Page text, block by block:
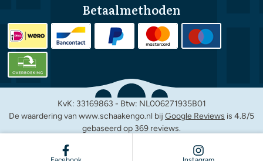
Betaalmethoden
KvK: 33169863 - Btw: NL006271935B01
De waardering van www.schaakengo.nl bij Google Reviews is 4.8/5
gebaseerd op 369 reviews.
Powered, Designed & Developed by Shoptrader.nl